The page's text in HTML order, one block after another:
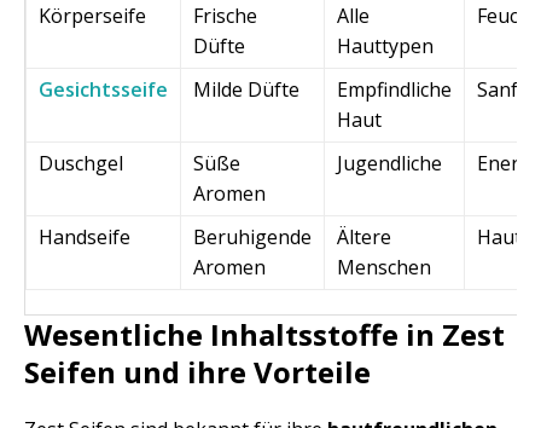
Körperseife
Frische
Düfte
Alle
Hauttypen
Gesichtsseife Milde Düfte
Empfindliche
Haut
Duschgel
Süße
Aromen
Jugendliche
Handseife
Beruhigende
Aromen
Ältere
Menschen
Wesentliche Inhaltsstoffe in Zest
Seifen und ihre Vorteile